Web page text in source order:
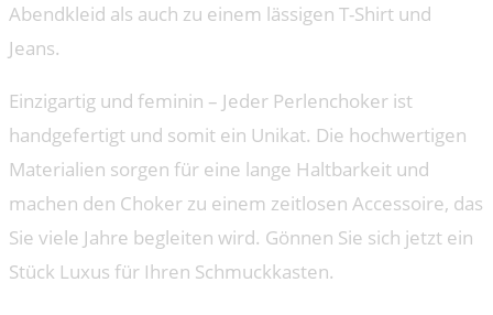
Abendkleid als auch zu einem lässigen T-Shirt und
Jeans.
Einzigartig und feminin – Jeder Perlenchoker ist
handgefertigt und somit ein Unikat. Die hochwertigen
Materialien sorgen für eine lange Haltbarkeit und
machen den Choker zu einem zeitlosen Accessoire, das
Sie viele Jahre begleiten wird. Gönnen Sie sich jetzt ein
Stück Luxus für Ihren Schmuckkasten.